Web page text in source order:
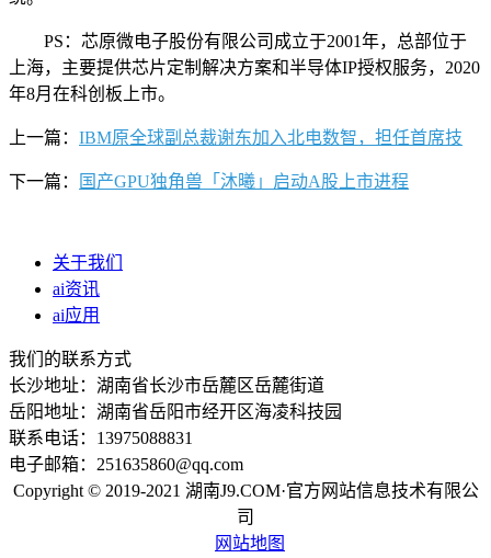
PS：芯原微电子股份有限公司成立于2001年，总部位于
上海，主要提供芯片定制解决方案和半导体IP授权服务，2020
年8月在科创板上市。
上一篇： IBM原全球副总裁谢东加入北电数智，担任首席技
下一篇： 国产GPU独角兽「沐曦」启动A股上市进程
关于我们
ai资讯
ai应用
我们的联系方式
长沙地址：湖南省长沙市岳麓区岳麓街道
岳阳地址：湖南省岳阳市经开区海凌科技园
联系电话：13975088831
电子邮箱：251635860@qq.com
Copyright © 2019-2021 湖南J9.COM·官方网站信息技术有限公
司
网站地图